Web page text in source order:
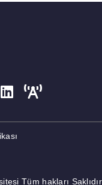
Tüm hakları Saklıdır